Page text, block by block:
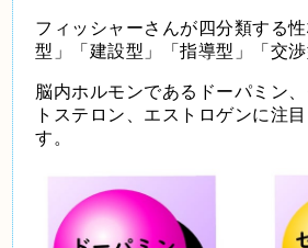
フィッシャーさんが四分類する
型」「建設型」「指導型」「交渉
脳内ホルモンであるドーパミン
トステロン、エストロゲンに注
す。